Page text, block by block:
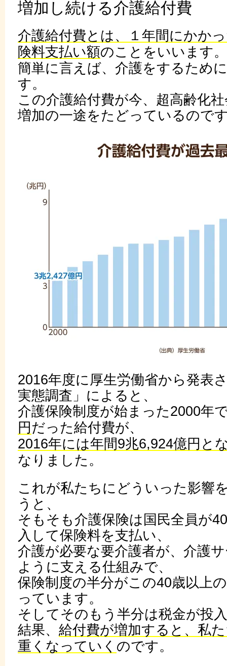
増加し続ける介護給付費
介護給付費とは、１年間にかか
険料支払い額のことをいいます。
簡単に言えば、介護をするため
す。
この介護給付費が今、超高齢化
増加の一途をたどっているので
2016年度に厚生労働省から発表
実態調査」によると、
介護保険制度が始まった2000年
円だった給付費が、
2016年には年間9兆6,924億円と
なりました。
これが私たちにどういった影響
うと、
そもそも介護保険は国民全員が
入して保険料を支払い、
介護が必要な要介護者が、介護
ように支える仕組みで、
保険制度の半分がこの40歳以上
っています。
そしてそのもう半分は税金が投
結果、 給付費が増加すると、私
重くなっていく のです。